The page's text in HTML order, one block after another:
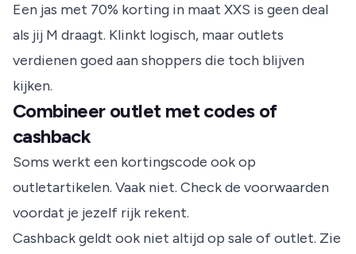
Een jas met 70% korting in maat XXS is geen deal
als jij M draagt. Klinkt logisch, maar outlets
verdienen goed aan shoppers die toch blijven
kijken.
Combineer outlet met codes of
cashback
Soms werkt een kortingscode ook op
outletartikelen. Vaak niet. Check de voorwaarden
voordat je jezelf rijk rekent.
Cashback geldt ook niet altijd op sale of outlet. Zie